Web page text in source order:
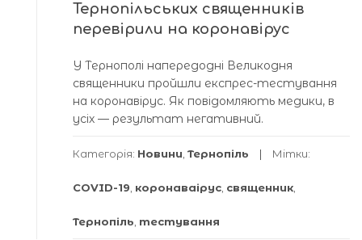
Тернопільських священників
перевірили на коронавірус
У Тернополі напередодні Великодня
священники пройшли експрес-тестування
на коронавірус. Як повідомляють медики, в
усіх — результат негативний.
Категорія: Новини, Тернопіль Мітки:
COVID-19, коронаваірус, священник,
Тернопіль, тестування